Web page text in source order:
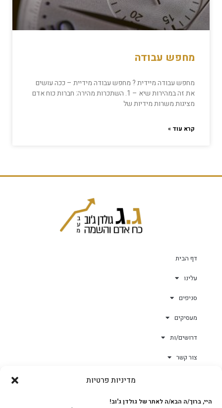
מדיניות פרטיות
היי, ברוך/ה הבא/ה לאתר של גולדן ג'וב!
מחפש עבודה
מחפש עבודה מיידית ? מחפש עבודה מידיית – ככה עושים
את זה במהירות שיא – 1. השתכרות מהירה: חברות כוח אדם
מציגות משרות מידיות של
קרא עוד »
דף הבית
עלינו
סניפים
מעסיקים
דרושים/ות
צור קשר